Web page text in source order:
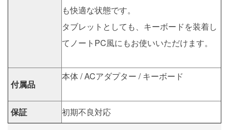
も快適な状態です。
タブレットとしても、キーボードを装着し
てノートPC風にもお使いいただけます。
付属品
本体 / ACアダプター / キーボード
保証 初期不良対応